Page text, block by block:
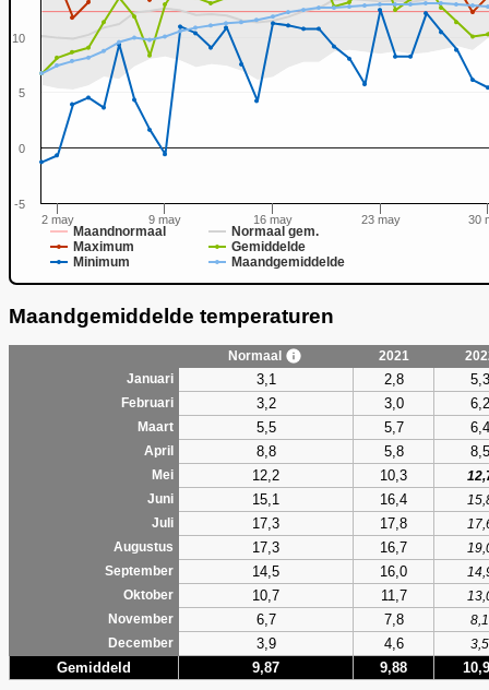
Maandnormaal
Normaal gem.
Maximum
Gemiddelde
Minimum
Maandgemiddelde
2 may 9 may 16 may 23 may 30
-5
0
5
10
Maandgemiddelde temperaturen
Normaal 2021
Januari
3,1 2,8 5,3
Februari 3,2 3,0 6,2
Maart 5,5 5,7 6,4
April 8,8 5,8 8,5
Mei 12,2 10,3
Juni
15,1 16,4
Juli
17,3 17,8
Augustus
17,3 16,7
September
14,5 16,0
Oktober
10,7 11,7
November
6,7 7,8
8,1
December
3,9 4,6 3,5
Gemiddeld 9,87 9,88